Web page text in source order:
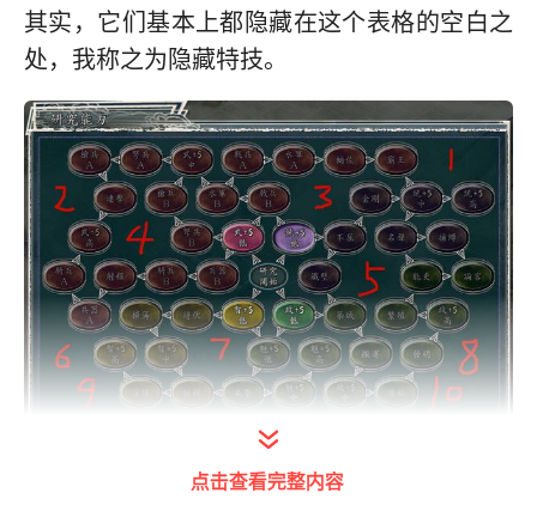
其实，它们基本上都隐藏在这个表格的空白之
处，我称之为隐藏特技。
点击查看完整内容